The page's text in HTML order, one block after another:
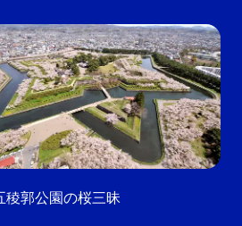
稜郭公園の桜三昧